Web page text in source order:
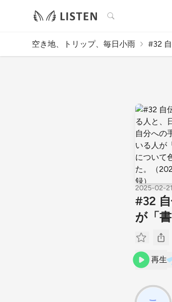
検索
空き地、トリップ、毎日小雨 #32
2025-02-21
#32
が「
再生